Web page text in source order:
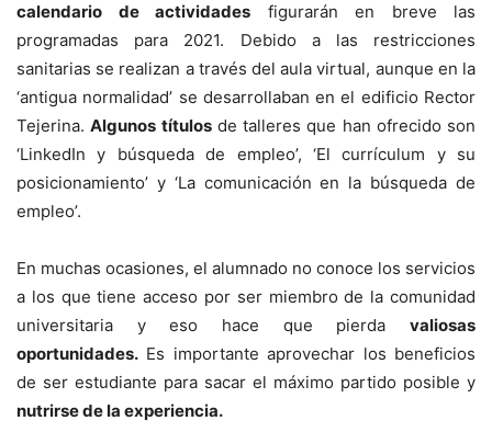
calendario de actividades figurarán en breve las
programadas para 2021. Debido a las restricciones
sanitarias se realizan a través del aula virtual, aunque en la
‘antigua normalidad’ se desarrollaban en el edificio Rector
Tejerina.Algunos títulosde talleres que han ofrecido son
‘LinkedIn y búsqueda de empleo’, ‘El currículum y su
posicionamiento’ y ‘La comunicación en la búsqueda de
empleo’.
En muchas ocasiones, el alumnado no conoce los servicios
a los que tiene acceso por ser miembro de la comunidad
universitaria y eso hace que pierda valiosas
oportunidades. Es importante aprovechar los beneficios
de ser estudiante para sacar el máximo partido posible y
nutrirse de la experiencia.